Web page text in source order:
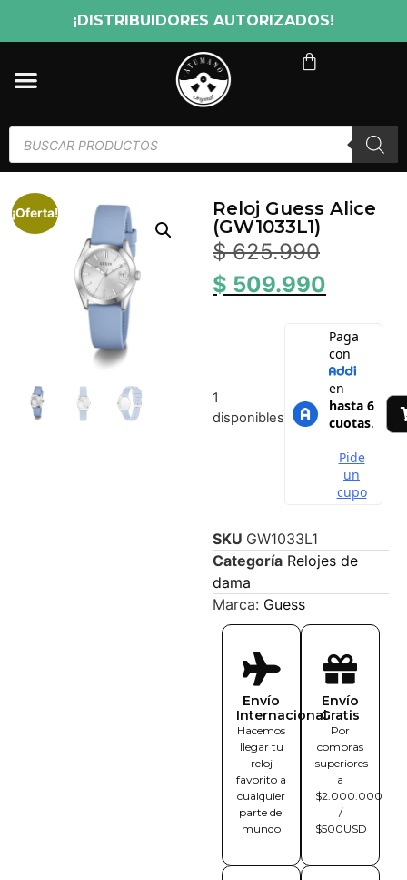
¡DISTRIBUIDORES AUTORIZADOS!
¡Oferta!
Reloj Guess Alice
(GW1033L1)
$625.990
$ 509.990
1
disponibles
SKU GW1033L1
Categoría Relojes de
dama
Marca: Guess
Envío
Internacional
Hacemos
llegar tu
reloj
favorito a
cualquier
parte del
mundo
Envío
Gratis
Por
compras
superiores
a
$2.000.000
/
$500USD